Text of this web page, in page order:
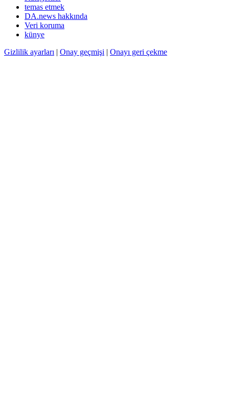
temas etmek
DA.news hakkında
Veri koruma
künye
Gizlilik ayarları | Onay geçmişi | Onayı geri çekme